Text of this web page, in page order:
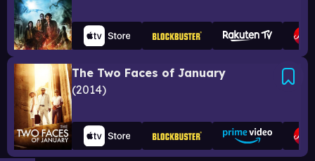
The Two Faces of January
2014